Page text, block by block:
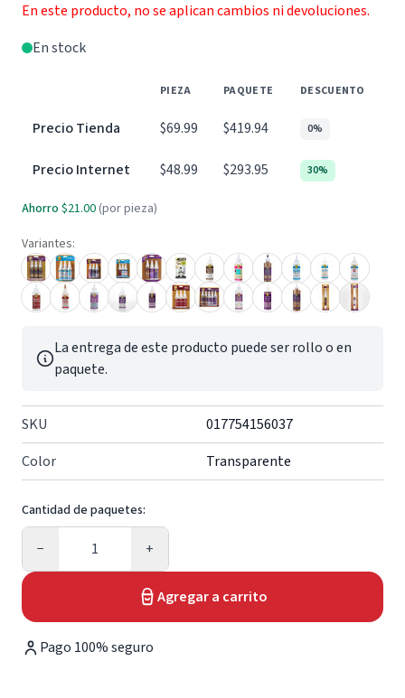
En este producto, no se aplican cambios ni devoluciones.
En stock
PIEZA PAQUETE DESCUENTO
Precio Tienda $69.99 $419.94 0%
Precio Internet $48.99 $293.95 30%
Ahorro $21.00 (por pieza)
Variantes:
La entrega de este producto puede ser rollo o en
paquete.
SKU
017754156037
Color
Transparente
Cantidad de paquetes:
−
Cantidad
+
Agregar a carrito
Pago 100% seguro